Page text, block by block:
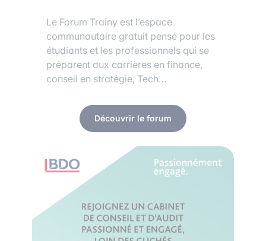
Le Forum Trainy est l’espace
communautaire gratuit pensé pour les
étudiants et les professionnels qui se
préparent aux carrières en finance,
conseil en stratégie, Tech…
Découvrir le forum